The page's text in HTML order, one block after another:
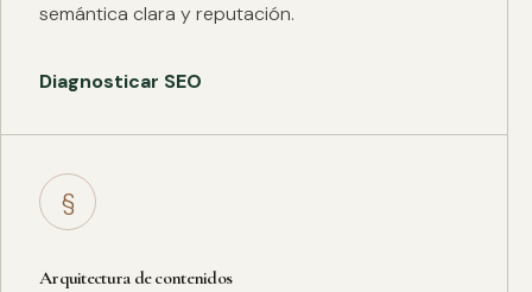
semántica clara y reputación.
Diagnosticar SEO
§
Arquitectura de contenidos